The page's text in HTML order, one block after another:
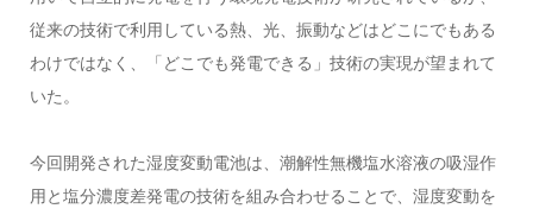
従来の技術で利用している熱、光、振動などはどこにでもある
わけではなく、「どこでも発電できる」技術の実現が望まれて
いた。
今回開発された湿度変動電池は、潮解性無機塩水溶液の吸湿作
用と塩分濃度差発電の技術を組み合わせることで、湿度変動を